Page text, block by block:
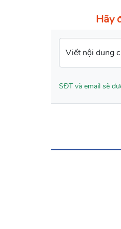
Hãy
Viết nội dung
SĐT và email sẽ